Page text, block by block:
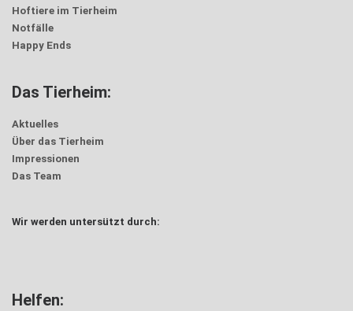
Hoftiere im Tierheim
Notfälle
Happy Ends
Das Tierheim:
Aktuelles
Über das Tierheim
Impressionen
Das Team
Wir werden untersützt durch:
Helfen: